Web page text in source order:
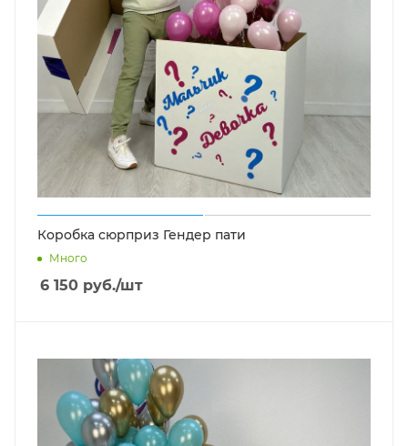
Коробка сюрприз Гендер пати
Много
6 150 руб./шт